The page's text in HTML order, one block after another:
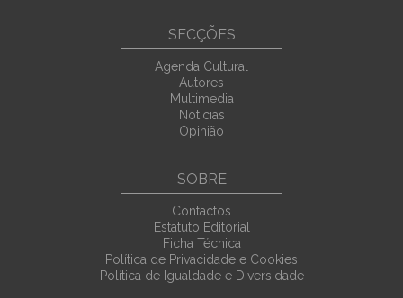
SECÇÕES
Agenda Cultural
Autores
Multimedia
Noticias
Opinião
SOBRE
Contactos
Estatuto Editorial
Ficha Técnica
Política de Privacidade e Cookies
Política de Igualdade e Diversidade